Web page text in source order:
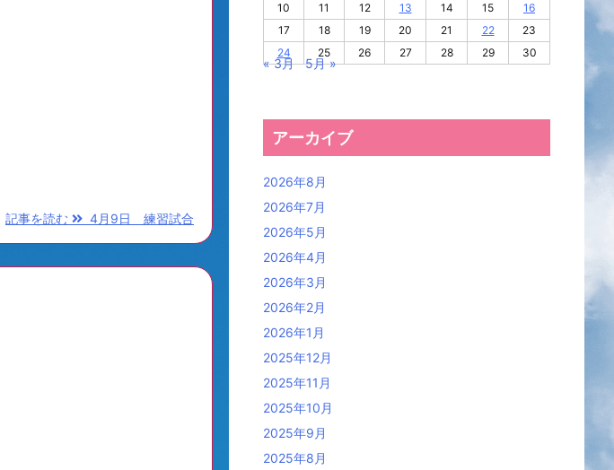
記事を読む 4月9日 練習試合
10
11 12 13 14 15
16
17
18 19 20 21 22
23
24
25 26 27 28 29 30
« 3月 5月 »
アーカイブ
2026年8月
2026年7月
2026年5月
2026年4月
2026年3月
2026年2月
2026年1月
2025年12月
2025年11月
2025年10月
2025年9月
2025年8月